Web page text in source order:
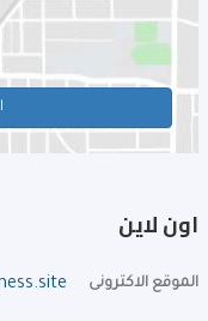
اون لاين
الموقع الاكترونى